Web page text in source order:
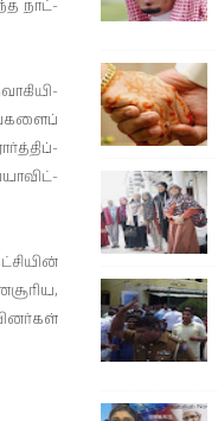
நாட்­